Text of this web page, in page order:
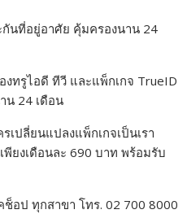
นที่อยู่อาศัย คุ้มครองนาน 24
ทรูไอดี ทีวี และแพ็กเกจ TrueID
น 24 เดือน
ปลี่ยนแปลงแพ็กเกจเป็นเรา
พียงเดือนละ 690 บาท พร้อมรับ
อป ทุกสาขา โทร. 02 700 8000